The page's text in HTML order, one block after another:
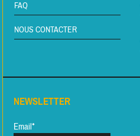
FAQ
NOUS CONTACTER
NEWSLETTER
Email*